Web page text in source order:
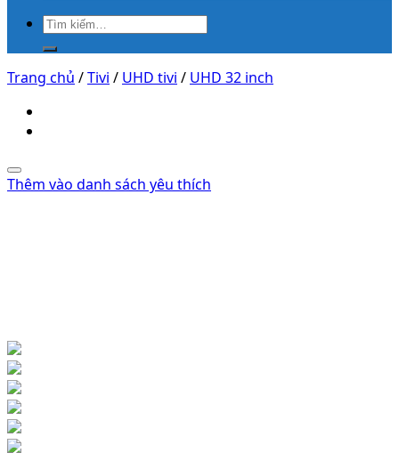
Trang chủ /Tivi / UHD tivi / UHD 32 inch
Thêm vào danh sách yêu thích